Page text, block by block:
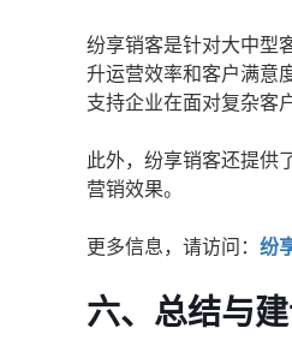
纷享销客是针对大中型
升运营效率和客户满意
支持企业在面对复杂客
此外，纷享销客还提供
营销效果。
更多信息，请访问： 纷
六、总结与